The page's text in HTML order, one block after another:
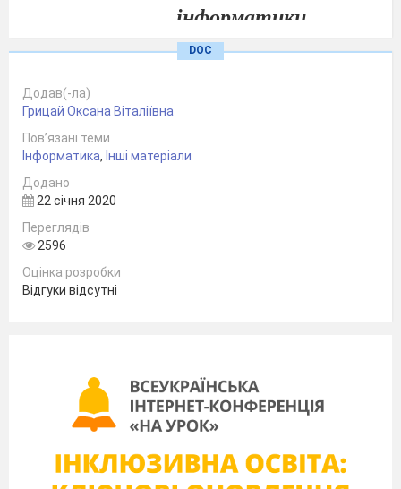
інформатики
Суми 2020
ЗМІСТ
2. Пошук досконалих методів
DOC
Додав(-ла)
Грицай Оксана Віталіївна
Пов’язані теми
Інформатика, Інші матеріали
Додано
22 січня 2020
Переглядів
2596
Оцінка розробки
Відгуки відсутні